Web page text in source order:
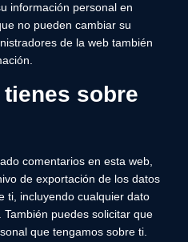
información personal en
no pueden cambiar su
de la web también
sobre
comentarios en esta web,
de exportación de los datos
ti, incluyendo cualquier dato
puedes solicitar que
que tengamos sobre ti.